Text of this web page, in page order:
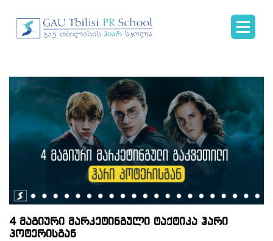
4 მაგიური მარკეტინგული ტაქტიკა ჰარი
პოტერისგან